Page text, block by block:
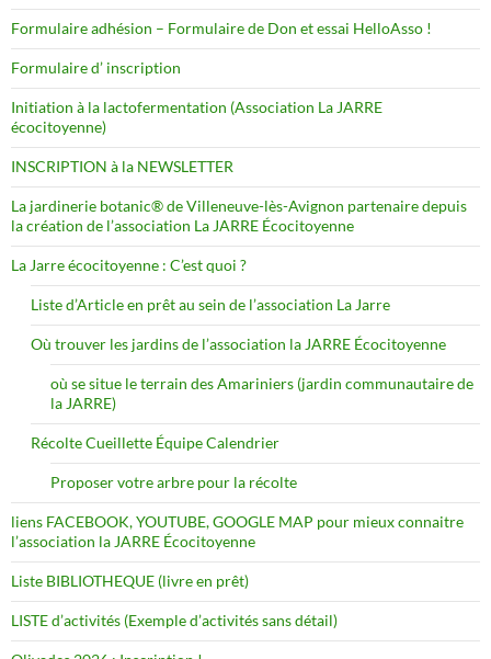
Formulaire adhésion – Formulaire de Don et essai HelloAsso !
Formulaire d’ inscription
Initiation à la lactofermentation (Association La JARRE
écocitoyenne)
INSCRIPTION à la NEWSLETTER
La jardinerie botanic® de Villeneuve-lès-Avignon partenaire depuis
la création de l’association La JARRE Écocitoyenne
La Jarre écocitoyenne : C’est quoi ?
Liste d’Article en prêt au sein de l’association La Jarre
Où trouver les jardins de l’association la JARRE Écocitoyenne
où se situe le terrain des Amariniers (jardin communautaire de
la JARRE)
Récolte Cueillette Équipe Calendrier
Proposer votre arbre pour la récolte
liens FACEBOOK, YOUTUBE, GOOGLE MAP pour mieux connaitre
l’association la JARRE Écocitoyenne
Liste BIBLIOTHEQUE (livre en prêt)
LISTE d’activités (Exemple d’activités sans détail)